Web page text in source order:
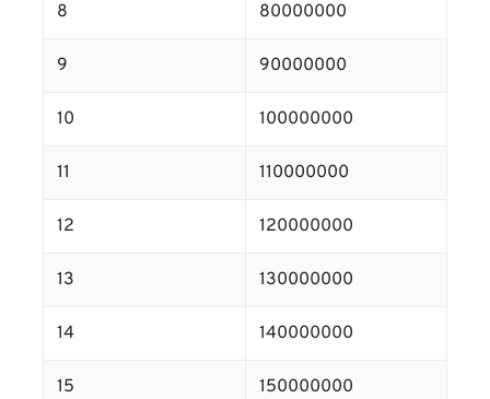
8 80000000
9 90000000
10 100000000
11 110000000
12 120000000
13 130000000
14 140000000
15 150000000